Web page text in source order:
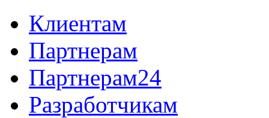
Клиентам
Партнерам
Партнерам24
Разработчикам